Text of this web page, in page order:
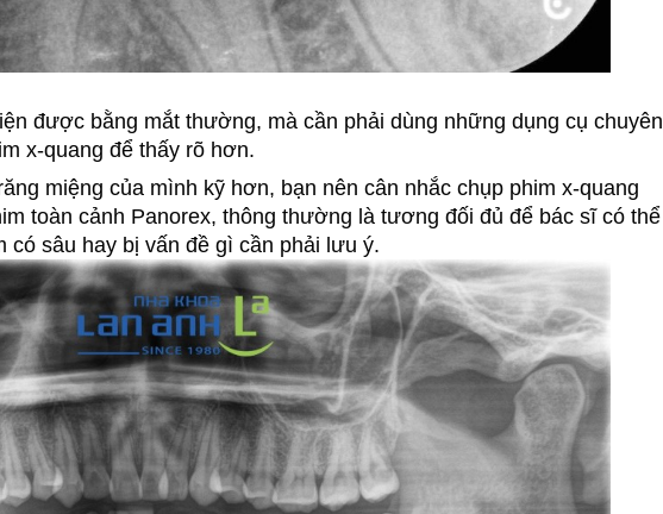
được bằng mắt thường, mà cần phải dùng những dụng cụ chuyên
x-quang để thấy rõ hơn.
miệng của mình kỹ hơn, bạn nên cân nhắc chụp phim x-quang
toàn cảnh Panorex, thông thường là tương đối đủ để bác sĩ có thể
sâu hay bị vấn đề gì cần phải lưu ý.